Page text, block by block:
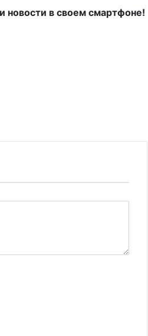
новости в своем смартфоне!